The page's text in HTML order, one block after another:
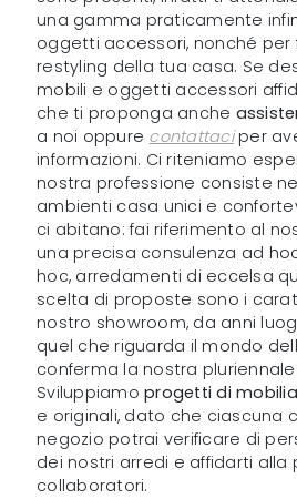
una gamma praticamente
oggetti accessori, nonché per
restyling della tua casa. Se
mobili e oggetti accessori
che ti proponga anche
a noi oppure contattaciper
informazioni. Ci riteniamo
nostra professione consiste
ambienti casa unici e
ci abitano: fai riferimento al
una precisa consulenza ad
hoc, arredamenti di eccelsa
scelta di proposte sono i
nostro showroom, da anni
quel che riguarda il mondo
conferma la nostra pluriennale
Sviluppiamoprogetti di
e originali, dato che ciascuna
negozio potrai verificare di
dei nostri arredi e affidarti alla
collaboratori.